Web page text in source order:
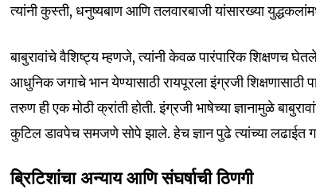
त्यांनी कुस्ती, धनुष्यबाण आणि तलवारबाजी यांसारख्या
बाबुरावांचे वैशिष्ट्य म्हणजे, त्यांनी केवळ पारंपारिक शिक्षणच
आधुनिक जगाचे भान येण्यासाठी रायपूरला इंग्रजी
तरुण ही एक मोठी क्रांती होती. इंग्रजी भाषेच्या ज्ञानामुळे
कुटिल डावपेच समजणे सोपे झाले. हेच ज्ञान पुढे त्यांच्या लढाईत
ब्रिटिशांचा अन्याय आणि संघर्षाची ठिणगी